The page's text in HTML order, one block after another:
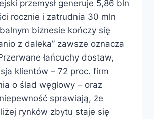
przemysł generuje 5,86 bln
rocznie i zatrudnia 30 mln
biznesie kończy się
z daleka” zawsze oznacza
łańcuchy dostaw,
klientów – 72 proc. firm
o ślad węglowy – oraz
sprawiają, że
rynków zbytu staje się